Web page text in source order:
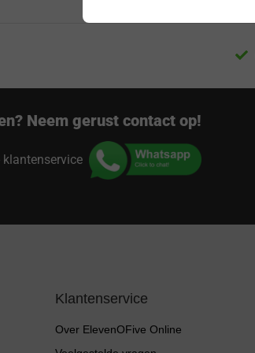
Neem gerust contact op!
klantenservice
Klantenservice
Over ElevenOFive Online